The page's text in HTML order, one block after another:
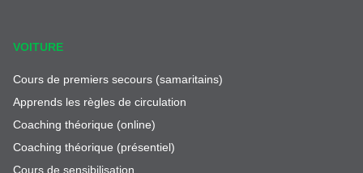
VOITURE
Cours de premiers secours (samaritains)
Apprends les règles de circulation
Coaching théorique (online)
Coaching théorique (présentiel)
Cours de sensibilisation